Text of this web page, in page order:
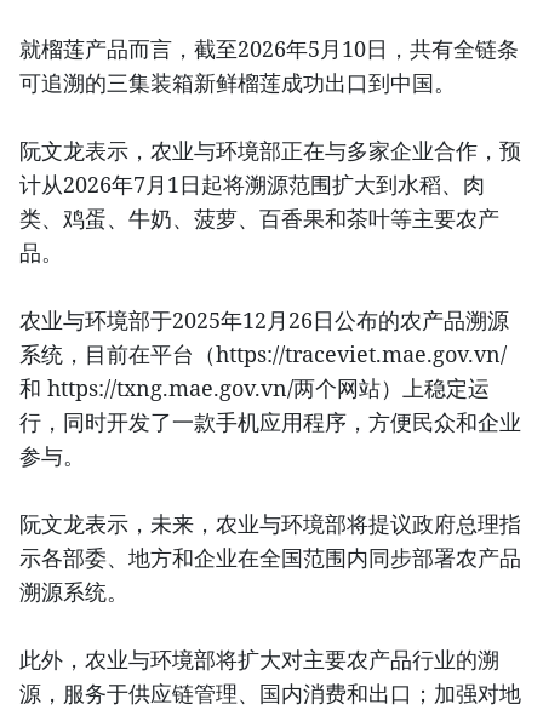
就榴莲产品而言，截至2026年5月10日，共有全链条
可追溯的三集装箱新鲜榴莲成功出口到中国。
阮文龙表示，农业与环境部正在与多家企业合作，预
计从2026年7月1日起将溯源范围扩大到水稻、肉
类、鸡蛋、牛奶、菠萝、百香果和茶叶等主要农产
品。
农业与环境部于2025年12月26日公布的农产品溯源
系统，目前在平台（https://traceviet.mae.gov.vn/
和 https://txng.mae.gov.vn/两个网站）上稳定运
行，同时开发了一款手机应用程序，方便民众和企业
参与。
阮文龙表示，未来，农业与环境部将提议政府总理指
示各部委、地方和企业在全国范围内同步部署农产品
溯源系统。
此外，农业与环境部将扩大对主要农产品行业的溯
源，服务于供应链管理、国内消费和出口；加强对地